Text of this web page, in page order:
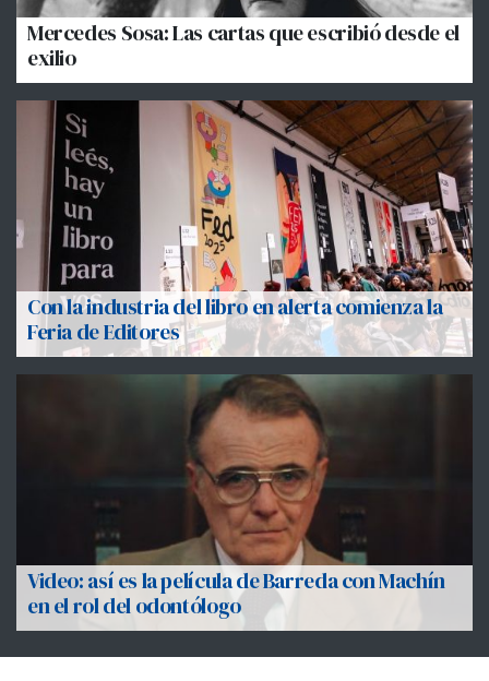
Con la industria del libro en alerta comienza la
Feria de Editores
Mercedes Sosa: Las cartas que escribió desde el
exilio
Video: así es la película de Barreda con Machín
en el rol del odontólogo